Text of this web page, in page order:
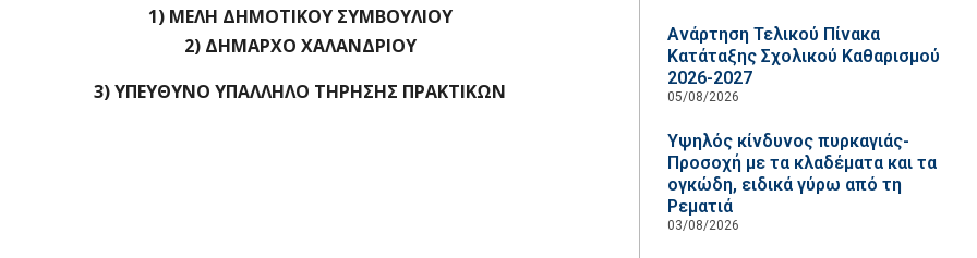
1) ΜΕΛΗ ΔΗΜΟΤΙΚΟΥ ΣΥΜΒΟΥΛΙΟΥ
2) ΔΗΜΑΡΧΟ ΧΑΛΑΝΔΡΙΟΥ
3) ΥΠΕΥΘΥΝΟ ΥΠΑΛΛΗΛΟ ΤΗΡΗΣΗΣ ΠΡΑΚΤΙΚΩΝ
Ανάρτηση Τελικού Πίνακα
Κατάταξης Σχολικού Καθαρισμού
2026-2027
05/08/2026
Υψηλός κίνδυνος πυρκαγιάς-
Προσοχή με τα κλαδέματα και τα
ογκώδη, ειδικά γύρω από τη
Ρεματιά
03/08/2026